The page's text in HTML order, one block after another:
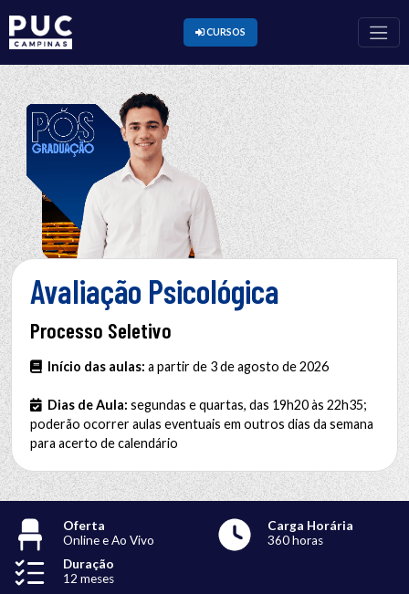
Avaliação Psicológica
Processo Seletivo
Início das aulas: a partir de 3 de agosto de 2026
Dias de Aula: segundas e quartas, das 19h20 às 22h35;
poderão ocorrer aulas eventuais em outros dias da semana
para acerto de calendário
Oferta
Online e Ao Vivo
Carga Horária
360 horas
Duração
12 meses